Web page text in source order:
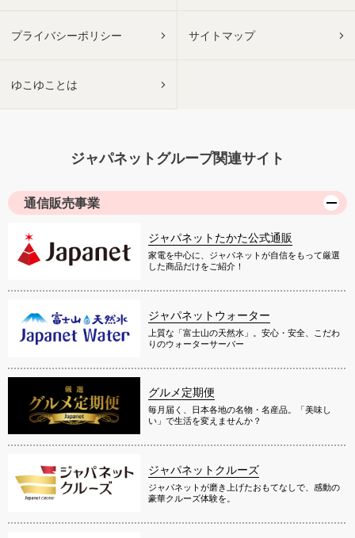
プライバシーポリシー サイトマップ
ゆこゆことは
ジャパネットグループ関連サイト
通信販売事業
ジャパネットたかた公式通販
家電を中心に、ジャパネットが自信をもって厳選
した商品だけをご紹介！
ジャパネットウォーター
上質な「富士山の天然水」。安心・安全、こだわ
りのウォーターサーバー
グルメ定期便
毎月届く、日本各地の名物・名産品。「美味し
い」で生活を変えませんか？
ジャパネットクルーズ
ジャパネットが磨き上げたおもてなしで、感動の
豪華クルーズ体験を。